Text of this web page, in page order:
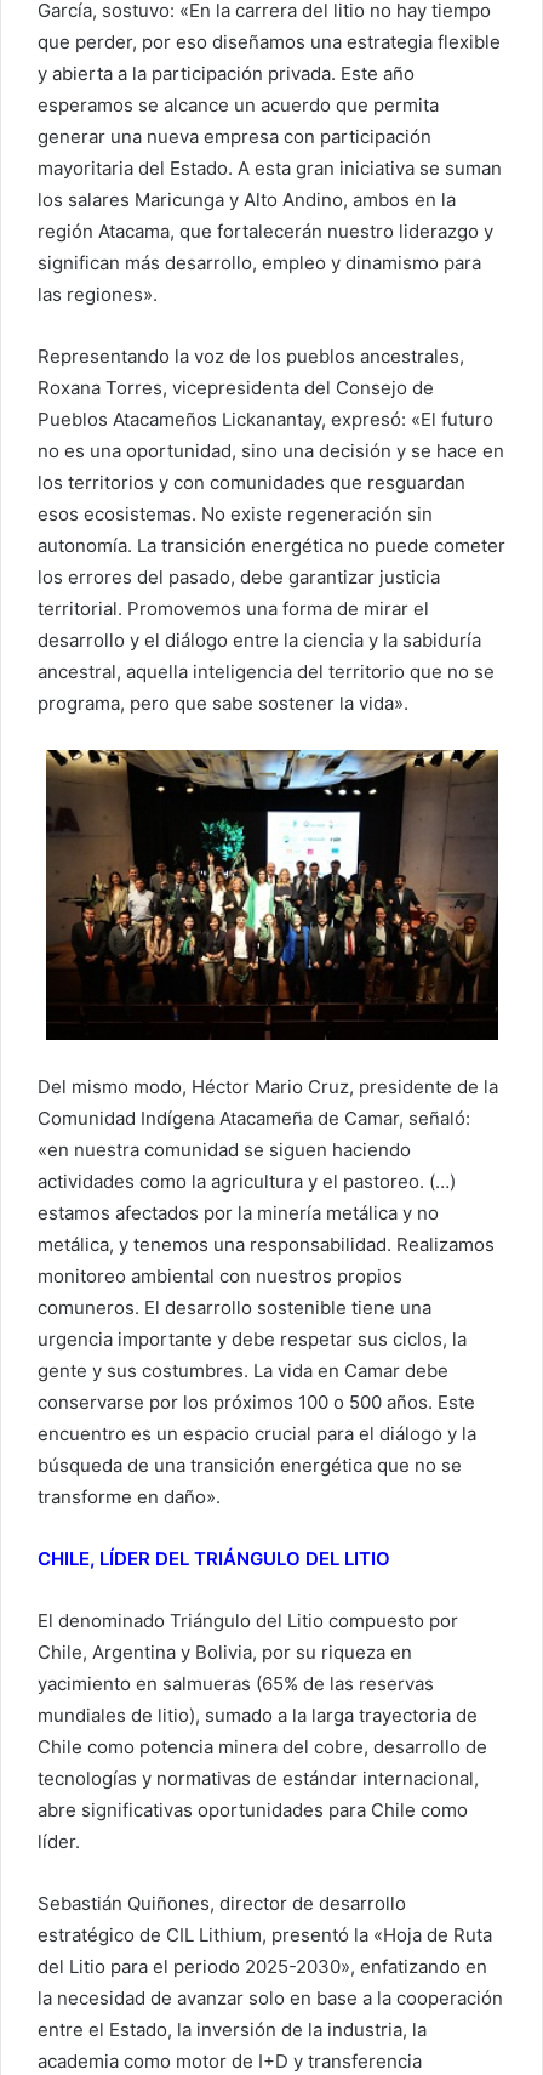
García, sostuvo: «En la carrera del litio no hay tiempo
que perder, por eso diseñamos una estrategia flexible
y abierta a la participación privada. Este año
esperamos se alcance un acuerdo que permita
generar una nueva empresa con participación
mayoritaria del Estado. A esta gran iniciativa se suman
los salares Maricunga y Alto Andino, ambos en la
región Atacama, que fortalecerán nuestro liderazgo y
significan más desarrollo, empleo y dinamismo para
las regiones».
Representando la voz de los pueblos ancestrales,
Roxana Torres, vicepresidenta del Consejo de
Pueblos Atacameños Lickanantay, expresó: «El futuro
no es una oportunidad, sino una decisión y se hace en
los territorios y con comunidades que resguardan
esos ecosistemas. No existe regeneración sin
autonomía. La transición energética no puede cometer
los errores del pasado, debe garantizar justicia
territorial. Promovemos una forma de mirar el
desarrollo y el diálogo entre la ciencia y la sabiduría
ancestral, aquella inteligencia del territorio que no se
programa, pero que sabe sostener la vida».
Del mismo modo, Héctor Mario Cruz, presidente de la
Comunidad Indígena Atacameña de Camar, señaló:
«en nuestra comunidad se siguen haciendo
actividades como la agricultura y el pastoreo. (…)
estamos afectados por la minería metálica y no
metálica, y tenemos una responsabilidad. Realizamos
monitoreo ambiental con nuestros propios
comuneros. El desarrollo sostenible tiene una
urgencia importante y debe respetar sus ciclos, la
gente y sus costumbres. La vida en Camar debe
conservarse por los próximos 100 o 500 años. Este
encuentro es un espacio crucial para el diálogo y la
búsqueda de una transición energética que no se
transforme en daño».
CHILE, LÍDER DEL TRIÁNGULO DEL LITIO
El denominado Triángulo del Litio compuesto por
Chile, Argentina y Bolivia, por su riqueza en
yacimiento en salmueras (65% de las reservas
mundiales de litio), sumado a la larga trayectoria de
Chile como potencia minera del cobre, desarrollo de
tecnologías y normativas de estándar internacional,
abre significativas oportunidades para Chile como
líder.
Sebastián Quiñones, director de desarrollo
estratégico de CIL Lithium, presentó la «Hoja de Ruta
del Litio para el periodo 2025-2030», enfatizando en
la necesidad de avanzar solo en base a la cooperación
entre el Estado, la inversión de la industria, la
academia como motor de I+D y transferencia